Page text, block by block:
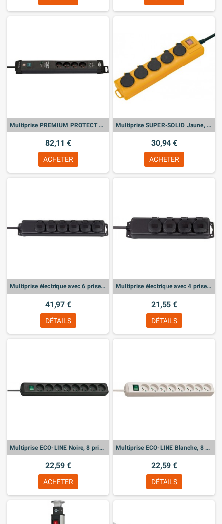
Multiprise PREMIUM PROTECT Noire, 4 prises + 2 prises USB, avec parafoudre
82,11 €
ACHETER
Multiprise SUPER-SOLID Jaune, 5 prises à clapet
30,94 €
ACHETER
Multiprise électrique avec 6 prises à clapets
41,97 €
DÉTAILS
Multiprise électrique avec 4 prises à clapets
21,55 €
DÉTAILS
Multiprise ECO-LINE Noire, 8 prises
22,59 €
ACHETER
Multiprise ECO-LINE Blanche, 8 prises
22,59 €
DÉTAILS